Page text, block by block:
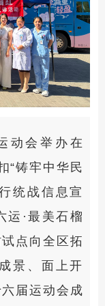
动会举办在
“铸牢中华民
统战信息宣
运·最美石榴
点向全区拓
景、面上开
届运动会成